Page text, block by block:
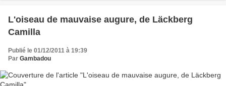
L'oiseau de mauvaise augure, de Läckberg
Camilla
Publié le 01/12/2011 à 19:39
Par Gambadou